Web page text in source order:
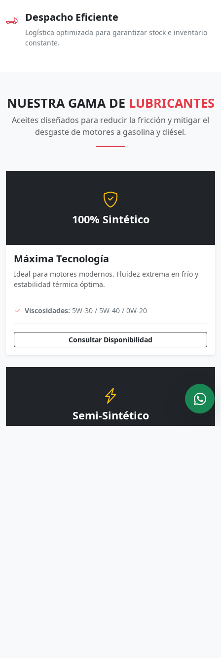
Despacho Eficiente
Logística optimizada para garantizar stock e inventario
constante.
NUESTRA GAMA DE LUBRICANTES
Aceites diseñados para reducir la fricción y mitigar el
desgaste de motores a gasolina y diésel.
100% Sintético
Máxima Tecnología
Ideal para motores modernos. Fluidez extrema en frío y
estabilidad térmica óptima.
Viscosidades: 5W-30 / 5W-40 / 0W-20
Consultar Disponibilidad
Semi-Sintético